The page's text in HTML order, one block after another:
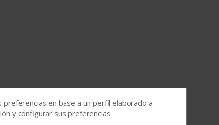
en base a un perfil elaborado a
y configurar sus preferencias.